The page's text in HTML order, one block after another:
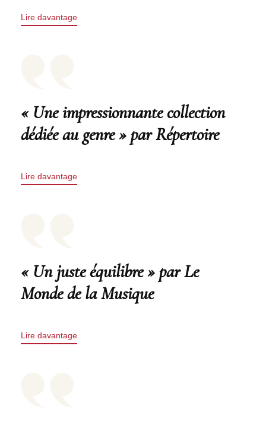
Lire davantage
« Une impressionnante collection
dédiée au genre » par Répertoire
Lire davantage
« Un juste équilibre » par Le
Monde de la Musique
Lire davantage